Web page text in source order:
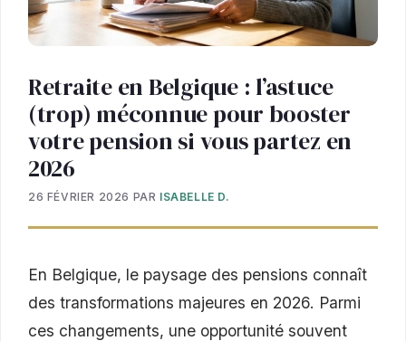
Retraite en Belgique : l’astuce
(trop) méconnue pour booster
votre pension si vous partez en
2026
26 FÉVRIER 2026 PAR ISABELLE D.
En Belgique, le paysage des pensions connaît
des transformations majeures en 2026. Parmi
ces changements, une opportunité souvent